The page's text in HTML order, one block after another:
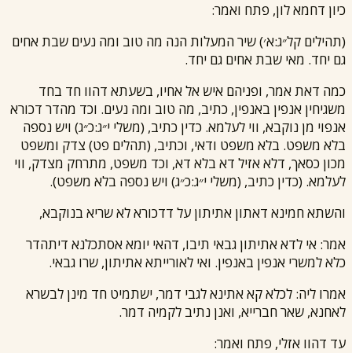
כיון דחמא לון, פתח ואמר:
(תהילים קל״ג:א׳) שיר המעלות הנה מה טוב ומה נעים שבת אחים
גם יחד. מאי שבת אחים גם יחד.
כמה דאת אמר, ופניהם איש אל אחיו, בשעתא דהוו חד בחד
משגיחין אנפין באנפין, כתיב, מה טוב ומה נעים. וכד מהדר דכורא
אנפוי מן נוקבא, ווי לעלמא. כדין כתיב, (משלי י״ג:כ״ג) ויש נספה
בלא משפט. בלא משפט ודאי, וכתיב, (תהלים פט) צדק ומשפט
מכון כסאך, דלא אזיל דא בלא דא, וכד משפט, מתרחק מצדק, ווי
לעלמא. (כדין כתיב, (משלי י״ג:כ״ג) ויש נספה בלא משפט).
והשתא חמינא דאתון אתיתון על דדכורא לא שריא בנוקבא,
אמר: אי לדא אתיתון גבאי תיבו, דהאי יומא אסתכלנא דיתהדר
כלא למשרי אנפין באנפין. ואי לאורייתא אתיתון, שרו גבאי.
אמרו ליה: לכלא קא אתינא לגבי דמר, ישתמיט חד מינן לבשרא
לאחנא, שאר חברייא, ואנן נתיב לקמיה דמר.
עד דהוו אזלי, פתח ואמר: